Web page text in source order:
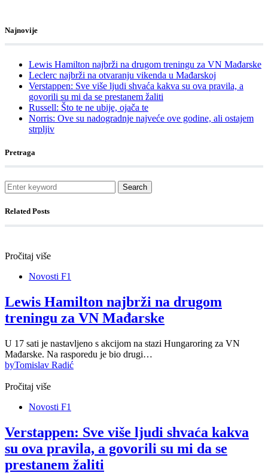
Najnovije
Lewis Hamilton najbrži na drugom treningu za VN Mađarske
Leclerc najbrži na otvaranju vikenda u Mađarskoj
Verstappen: Sve više ljudi shvaća kakva su ova pravila, a
govorili su mi da se prestanem žaliti
Russell: Što te ne ubije, ojača te
Norris: Ove su nadogradnje najveće ove godine, ali ostajem
strpljiv
Pretraga
Search
Related Posts
Pročitaj više
Novosti F1
Lewis Hamilton najbrži na drugom
treningu za VN Mađarske
U 17 sati je nastavljeno s akcijom na stazi Hungaroring za VN
Mađarske. Na rasporedu je bio drugi…
byTomislav Radić
Pročitaj više
Novosti F1
Verstappen: Sve više ljudi shvaća kakva
su ova pravila, a govorili su mi da se
prestanem žaliti